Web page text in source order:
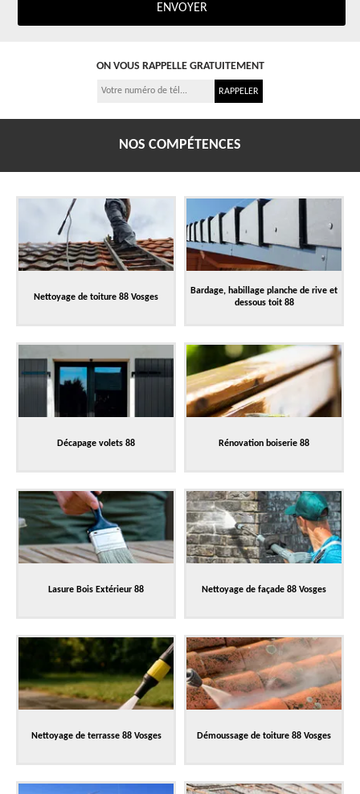
ON VOUS RAPPELLE GRATUITEMENT
NOS COMPÉTENCES
Nettoyage de toiture 88 Vosges
Bardage, habillage planche de rive et
dessous toit 88
Décapage volets 88 Rénovation boiserie 88
Lasure Bois Extérieur 88 Nettoyage de façade 88 Vosges
Nettoyage de terrasse 88 Vosges Démoussage de toiture 88 Vosges